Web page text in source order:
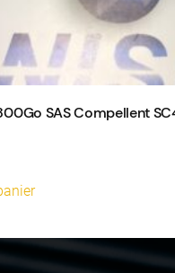
SAS Compellent